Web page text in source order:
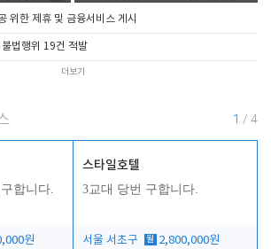
위한 제휴 및 금융서비스 게시
법행위 19건 적발
더보기
1 / 4
합니다.
원
스타일호텔
3교대 당번 구합니다.
서울 서초구 월 2,800,000원